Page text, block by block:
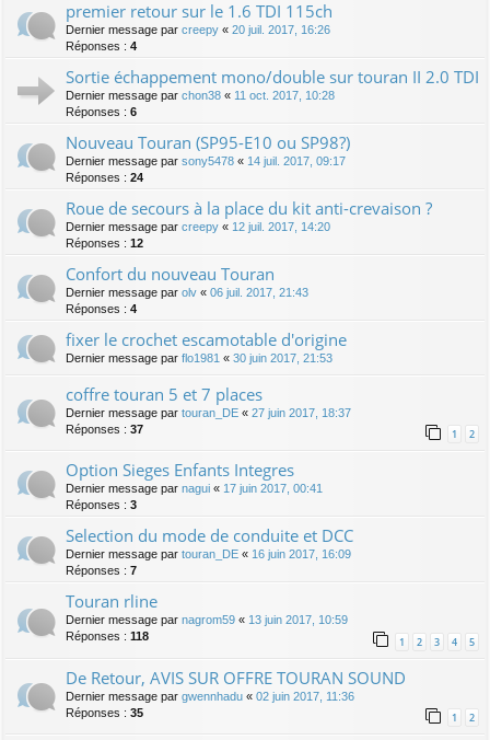
premier retour sur le 1.6 TDI 115ch
Dernier message par creepy « 20 juil. 2017, 16:26
Réponses : 4
Sortie échappement mono/double sur touran II 2.0 TDI
Dernier message par chon38 « 11 oct. 2017, 10:28
Réponses : 6
Nouveau Touran (SP95-E10 ou SP98?)
Dernier message par sony5478 « 14 juil. 2017, 09:17
Réponses : 24
Roue de secours à la place du kit anti-crevaison ?
Dernier message par creepy « 12 juil. 2017, 14:20
Réponses : 12
Confort du nouveau Touran
Dernier message par olv « 06 juil. 2017, 21:43
Réponses : 4
fixer le crochet escamotable d'origine
Dernier message par flo1981 « 30 juin 2017, 21:53
coffre touran 5 et 7 places
Dernier message par touran_DE « 27 juin 2017, 18:37
Réponses : 37 1 2
Option Sieges Enfants Integres
Dernier message par nagui « 17 juin 2017, 00:41
Réponses : 3
Selection du mode de conduite et DCC
Dernier message par touran_DE « 16 juin 2017, 16:09
Réponses : 7
Touran rline
Dernier message par nagrom59 « 13 juin 2017, 10:59
Réponses : 118 1 2 3 4 5
De Retour, AVIS SUR OFFRE TOURAN SOUND
Dernier message par gwennhadu « 02 juin 2017, 11:36
Réponses : 35 1 2